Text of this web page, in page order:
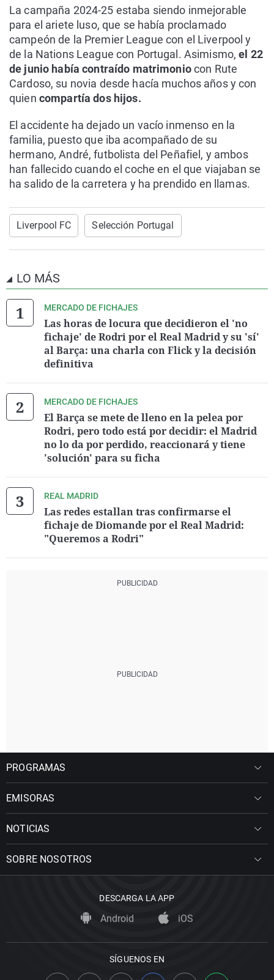
La campaña 2024-25 estaba siendo inmejorable
para el ariete luso, que se había proclamado
campeón de la Premier League con el Liverpool y
de la Nations League con Portugal. Asimismo,el 22
de junio había contraído matrimoniocon Rute
Cardoso, su novia desde hacía muchos años y con
quien compartía dos hijos.
El accidente ha dejado un vacío inmenso en la
familia, puesto que iba acompañado de su
hermano, André, futbolista del Peñafiel, y ambos
han fallecido cuando el coche en el que viajaban se
ha salido de la carretera y ha prendido en llamas.
Liverpool FC Selección Portugal
LO MÁS
MERCADO DE FICHAJES
Las horas de locura que decidieron el 'no
fichaje' de Rodri por el Real Madrid y su 'sí'
al Barça: una charla con Flick y la decisión
definitiva
MERCADO DE FICHAJES
El Barça se mete de lleno en la pelea por
Rodri, pero todo está por decidir: el Madrid
no lo da por perdido, reaccionará y tiene
'solución' para su ficha
REAL MADRID
Las redes estallan tras confirmarse el
fichaje de Diomande por el Real Madrid:
"Queremos a Rodri"
PROGRAMAS
EMISORAS
NOTICIAS
SOBRE NOSOTROS
DESCARGA LA APP
Android iOS
SÍGUENOS EN